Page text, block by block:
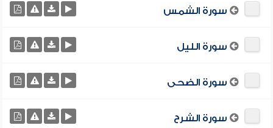
سورة الشمس
سورة الليل
سورة الضحى
سورة الشرح